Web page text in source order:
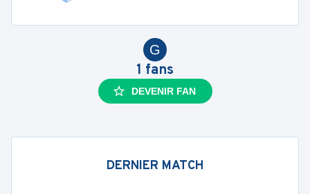
G
1 fans
DEVENIR FAN
DERNIER MATCH